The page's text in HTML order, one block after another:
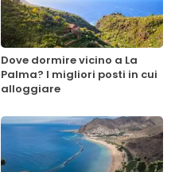
Dove dormire vicino a La
Palma? I migliori posti in cui
alloggiare